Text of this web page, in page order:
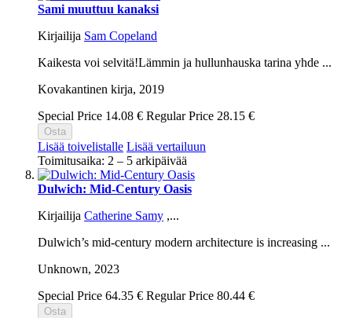
Sami muuttuu kanaksi
Kirjailija Sam Copeland
Kaikesta voi selvitä!Lämmin ja hullunhauska tarina yhde ...
Kovakantinen kirja, 2019
Special Price 14.08 € Regular Price 28.15 €
Osta
Lisää toivelistalle Lisää vertailuun
Toimitusaika: 2 – 5 arkipäivää
Dulwich: Mid-Century Oasis
Kirjailija Catherine Samy ,...
Dulwich’s mid-century modern architecture is increasing ...
Unknown, 2023
Special Price 64.35 € Regular Price 80.44 €
Osta